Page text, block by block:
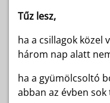
Tűz lesz,
ha a csillagok közel
három nap alatt
ha a gyümölcsoltó
abban az évben sok